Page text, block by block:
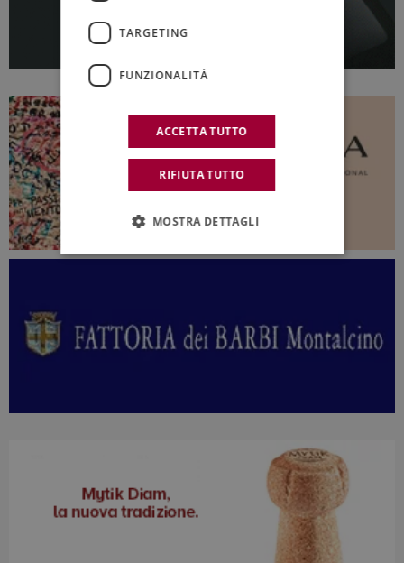
TARGETING
FUNZIONALITÀ
ACCETTA TUTTO
RIFIUTA TUTTO
MOSTRA DETTAGLI